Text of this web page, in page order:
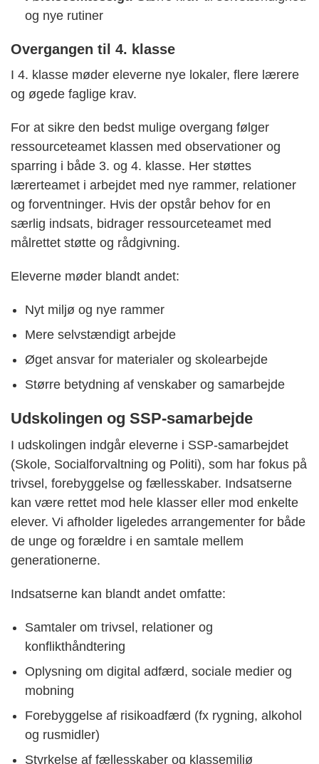
og nye rutiner
Overgangen til 4. klasse
I 4. klasse møder eleverne nye lokaler, flere lærere
og øgede faglige krav.
For at sikre den bedst mulige overgang følger
ressourceteamet klassen med observationer og
sparring i både 3. og 4. klasse. Her støttes
lærerteamet i arbejdet med nye rammer, relationer
og forventninger. Hvis der opstår behov for en
særlig indsats, bidrager ressourceteamet med
målrettet støtte og rådgivning.
Eleverne møder blandt andet:
Nyt miljø og nye rammer
Mere selvstændigt arbejde
Øget ansvar for materialer og skolearbejde
Større betydning af venskaber og samarbejde
Udskolingen og SSP-samarbejde
I udskolingen indgår eleverne i SSP-samarbejdet
(Skole, Socialforvaltning og Politi), som har fokus på
trivsel, forebyggelse og fællesskaber. Indsatserne
kan være rettet mod hele klasser eller mod enkelte
elever. Vi afholder ligeledes arrangementer for både
de unge og forældre i en samtale mellem
generationerne.
Indsatserne kan blandt andet omfatte:
Samtaler om trivsel, relationer og
konflikthåndtering
Oplysning om digital adfærd, sociale medier og
mobning
Forebyggelse af risikoadfærd (fx rygning, alkohol
og rusmidler)
Styrkelse af fællesskaber og klassemiljø